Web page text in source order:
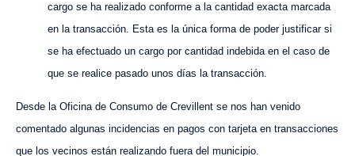
cargo se ha realizado conforme a la cantidad exacta marcada
en la transacción. Esta es la única forma de poder justificar si
se ha efectuado un cargo por cantidad indebida en el caso de
que se realice pasado unos días la transacción.
Desde la Oficina de Consumo de Crevillent se nos han venido
comentado algunas incidencias en pagos con tarjeta en transacciones
que los vecinos están realizando fuera del municipio.